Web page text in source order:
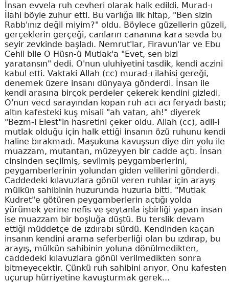
İnsan evvela ruh cevheri olarak halk edildi. Murad-ı
İlahi böyle zuhur etti. Bu varlığa ilk hitap, "Ben sizin
Rabb'ınız değil miyim?" oldu. Böylece güzellerin güzeli,
gerçeklerin gerçeği, canların cananına kara sevda bu
seyir zevkinde başladı. Nemrut'lar, Firavun'lar ve Ebu
Cehil bile O Hüsn-ü Mutlak'a "Evet, sen bizi
yaratansın" dedi. O'nun uluhiyetini tasdik, kendi aczini
kabul etti. Vaktaki Allah (cc) murad-ı ilahisi gereği,
denemek üzere insanı dünyaya gönderdi. İnsan ile
kendi arasına birçok perdeler çekerek kendini gizledi.
O'nun vecd sarayından kopan ruh acı acı feryadı bastı;
altın kafesteki kuş misali "ah vatan, ah!" diyerek
"Bezm-i Elest"in hasretini çeker oldu. Allah (cc), adil-i
mutlak olduğu için halk ettiği insanın özü ruhunu kendi
haline bırakmadı. Maşukuna kavuşsun diye din yolu ile
muazzam, mutantan, müzeyyen bir cadde açtı. İnsan
cinsinden seçilmiş, sevilmiş peygamberlerini,
peygamberlerinin yolundan giden velilerini gönderdi.
Caddedeki kılavuzlara gönül veren ruhlar için arayış
mülkün sahibinin huzurunda huzurla bitti. "Mutlak
Kudret"e götüren peygamberlerin açtığı yolda
yürümek yerine nefis ve şeytanla işbirliği yapan insan
ise muazzam bir boşluğa düştü. Bu terslik devam
ettiği müddetçe de ızdırabı sürdü. Kendinden kaçan
insanın kendini arama seferberliği olan bu ızdırap, bu
arayış, mülkün sahibinin yoluna dönülmedikten,
caddedeki kılavuzlara gönül verilmedikten sonra
bitmeyecektir. Çünkü ruh sahibini arıyor. Onu kafesten
uçurup hürriyetine kavuşturmak gerek...